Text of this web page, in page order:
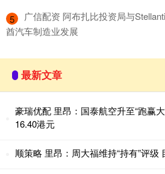
5
广信配资 阿布扎比投资局与
酋汽车制造业发展
最新文章
豪瑞优配 里昂：国泰航空升至“跑赢
16.40港元
顺策略 里昂：周大福维持“持有”评级